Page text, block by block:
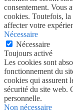
consentement. Vous
cookies. Toutefois, la
affecter votre
Nécessaire
Nécessaire
Toujours activé
Les cookies sont
fonctionnement du
cookies qui assurent
sécurité du site web.
personnelle.
Non nécessaire